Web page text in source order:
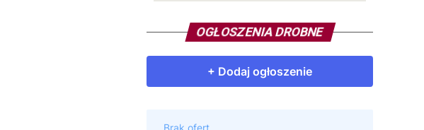
OGŁOSZENIA DROBNE